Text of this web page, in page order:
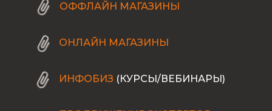
ИНФОБИЗ (КУРСЫ/ВЕБИНАРЫ)
ОНЛАЙН МАГАЗИНЫ
ОФФЛАЙН МАГАЗИНЫ